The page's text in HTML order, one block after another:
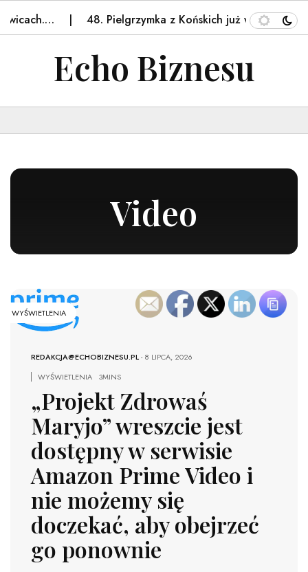
48. Pielgrzymka z Końskich już w drodze!
Echo Biznesu
Video
WYŚWIETLENIA
REDAKCJA@ECHOBIZNESU.PL-8 LIPCA, 2026
WYŚWIETLENIA
3MINS
„Projekt Zdrowaś
Maryjo” wreszcie jest
dostępny w serwisie
Amazon Prime Video i
nie możemy się
doczekać, aby obejrzeć
go ponownie